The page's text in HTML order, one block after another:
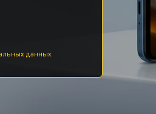
данных.